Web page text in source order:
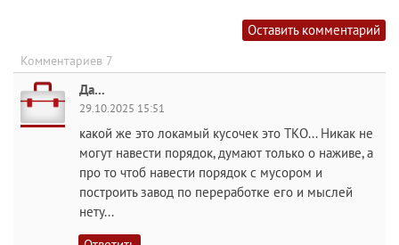
Оставить комментарий
Комментариев 7
Да...
29.10.2025 15:51
какой же это локамый кусочек это ТКО... Никак не
могут навести порядок, думают только о наживе, а
про то чтоб навести порядок с мусором и
построить завод по переработке его и мыслей
нету...